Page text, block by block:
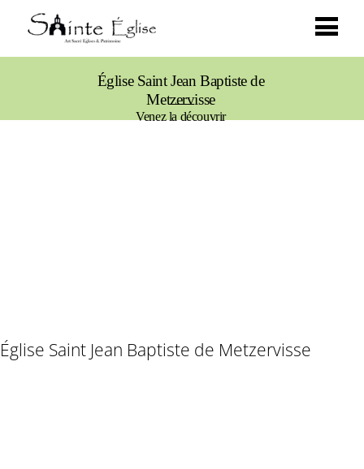
Église Saint Jean Baptiste de
Metzervisse
Venez la découvrir
Église Saint Jean Baptiste de Metzervisse